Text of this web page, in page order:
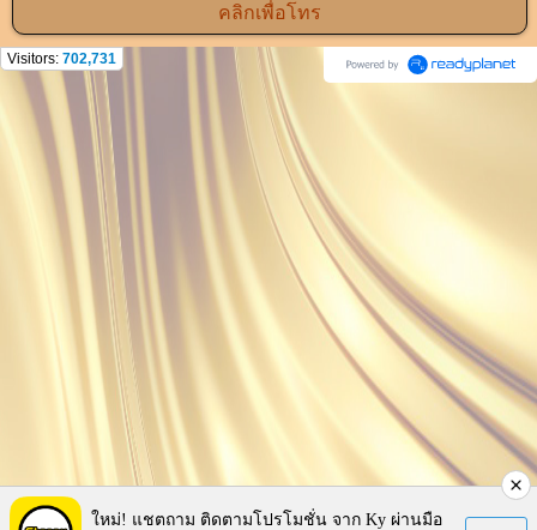
คลิกเพื่อโทร
Visitors: 702,731
ใหม่! แชตถาม ติดตามโปรโมชั่น จาก Ky ผ่านมือ